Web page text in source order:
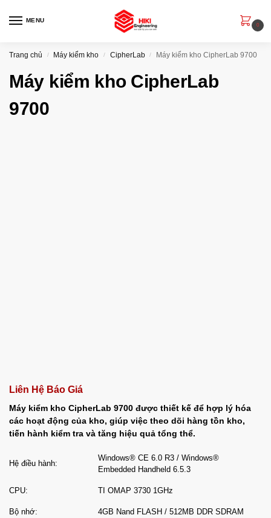
MENU
0
Trang chủ / Máy kiểm kho / CipherLab / Máy kiểm kho CipherLab 9700
Máy kiểm kho CipherLab
9700
Liên Hệ Báo Giá
Máy kiểm kho CipherLab 9700 được thiết kế để hợp lý hóa
các hoạt động của kho, giúp việc theo dõi hàng tồn kho,
tiến hành kiểm tra và tăng hiệu quả tổng thể.
Hệ điều hành:
Windows® CE 6.0 R3 / Windows®
Embedded Handheld 6.5.3
CPU: TI OMAP 3730 1GHz
Bộ nhớ: 4GB Nand FLASH / 512MB DDR SDRAM